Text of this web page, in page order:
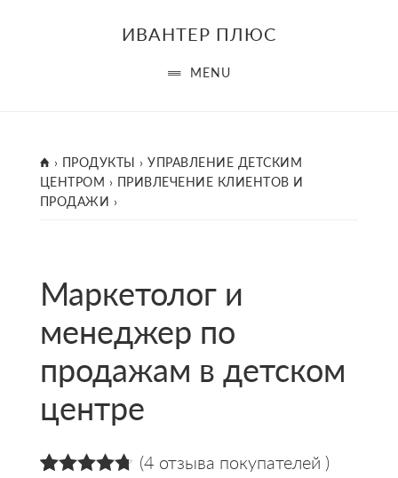
ИВАНТЕР ПЛЮС
MENU
ГЛАВНАЯ
› ПРОДУКТЫ ›УПРАВЛЕНИЕ ДЕТСКИМ
ЦЕНТРОМ › ПРИВЛЕЧЕНИЕ КЛИЕНТОВ И
ПРОДАЖИ ›
Маркетолог и
менеджер по
продажам в детском
центре
(4 отзыва покупателей )